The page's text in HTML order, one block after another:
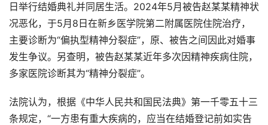
日举行结婚典礼并同居生活。2024年5月被告赵某某精神状
况恶化，于5月8日在新乡医学院第二附属医院住院治疗，
主要诊断为“偏执型精神分裂症”，原、被告之间因此对婚事
发生争议。另查明，被告赵某某近年多次因精神疾病住院，
多家医院诊断其为“精神分裂症”。
法院认为，根据《中华人民共和国民法典》第一千零五十三
条规定，“一方患有重大疾病的，应当在结婚登记前如实告